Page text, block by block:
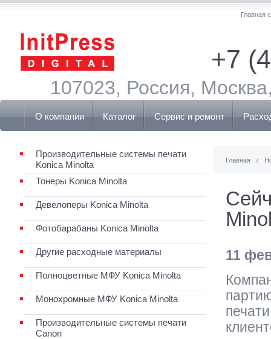
Главная
+7
107023, Россия,
О компании Каталог Сервис и ремонт
Главная /
11
Производительные системы печати
Konica Minolta
Тонеры Konica Minolta
Девелоперы Konica Minolta
Фотобарабаны Konica Minolta
Другие расходные материалы
Полноцветные МФУ Konica Minolta
Монохромные МФУ Konica Minolta
Производительные системы печати
Canon